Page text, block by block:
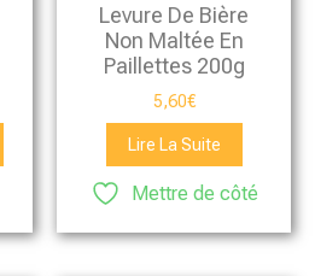
Levure De Bière
Non Maltée En
Paillettes 200g
5,60€
Lire La Suite
Mettre de côté